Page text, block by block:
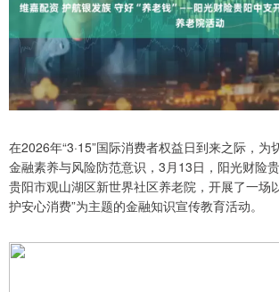
在2026年“3·15”国际消费者权益日到来之际，为
金融素养与风险防范意识，3月13日，阳光财险
贵阳市观山湖区新世界社区养老院，开展了一场
护安心消费”为主题的金融知识宣传教育活动。